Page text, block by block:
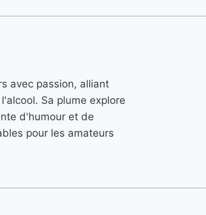
avec passion, alliant
Sa plume explore
d'humour et de
pour les amateurs